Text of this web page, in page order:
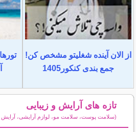
از الان آینده شغلیتو مشخص کن!
جمع بندی کنکور1405
تازه های آرایش و زیبایی
(سلامت پوست، سلامت مو، لوازم آرایشی،